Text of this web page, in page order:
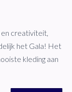
creativiteit,
het Gala! Het
kleding aan